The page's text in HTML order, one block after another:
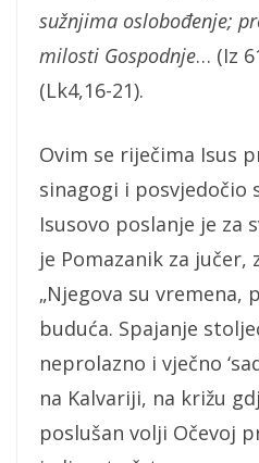
sužnjima oslobođenje;
milosti Gospodnje… (Iz
(Lk4,16-21).
Ovim se riječima Isus
sinagogi i posvjedočio
Isusovo poslanje je za
je Pomazanik za jučer,
„Njegova su vremena,
buduća. Spajanje
neprolazno i vječno
na Kalvariji, na križu
poslušan volji Očevoj